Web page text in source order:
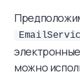
можно